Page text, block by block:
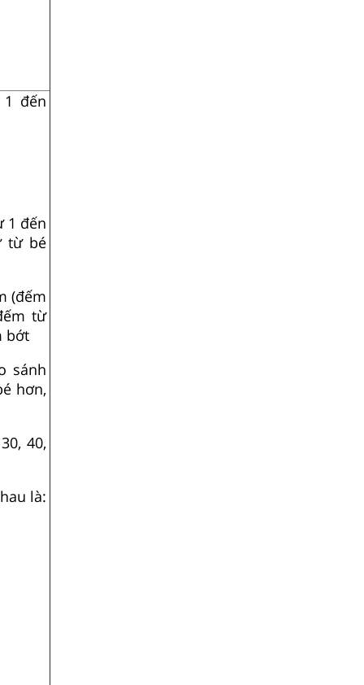
đến
1 đến
từ bé
(đếm
từ
bớt
sánh
hơn,
40,
là: